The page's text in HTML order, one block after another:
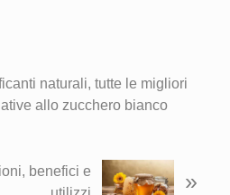
naturali, tutte le migliori
allo zucchero bianco
benefici e
»